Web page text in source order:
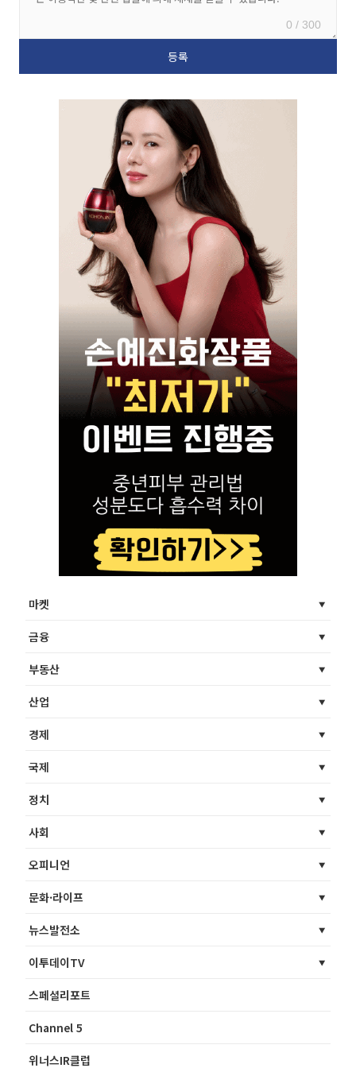
0 / 300
마켓
금융
부동산
산업
경제
국제
정치
사회
오피니언
문화·라이프
뉴스발전소
이투데이TV
스페셜리포트
Channel 5
위너스IR클럽